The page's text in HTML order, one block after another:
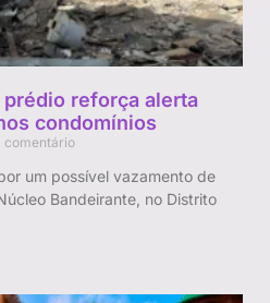
reforça alerta
condomínios
comentário
um possível vazamento de
Bandeirante, no Distrito